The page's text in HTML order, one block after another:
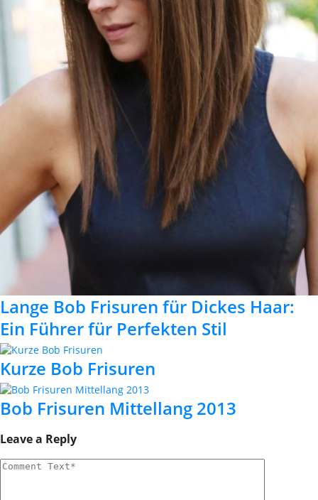
Lange Bob Frisuren für Dickes Haar:
Ein Führer für Perfekten Stil
Kurze Bob Frisuren
Bob Frisuren Mittellang 2013
Leave a Reply